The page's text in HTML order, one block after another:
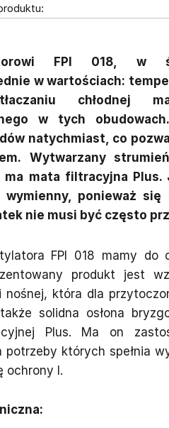
FPI 018, w
w wartościach:
chłodnej
w tych
natychmiast, co
Wytwarzany
ma mata filtracyjna
ponieważ
nie musi być często
FPI 018 mamy
produkt jest
nośnej, która dla
solidna osłona
Plus. Ma on
potrzeby których spełnia
ochrony I.